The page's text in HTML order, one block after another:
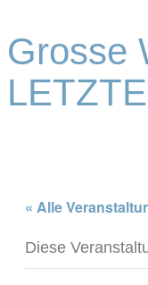
Grosse
« Alle
Diese